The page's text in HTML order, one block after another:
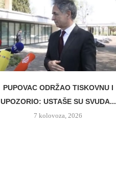
PUPOVAC ODRŽAO TISKOVNU I
UPOZORIO: USTAŠE SU SVUDA...
7 kolovoza, 2026